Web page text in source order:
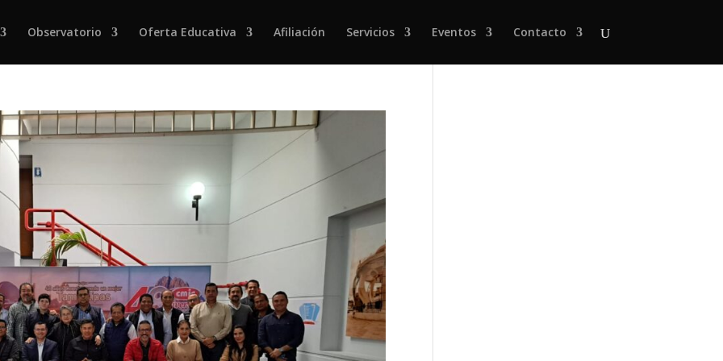
Observatorio Oferta Educativa Afiliación Servicios Eventos Contacto